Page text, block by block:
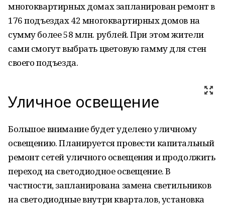
многоквартирных домах запланирован ремонт в
176 подъездах 42 многоквартирных домов на
сумму более 58 млн. рублей. При этом жители
сами смогут выбрать цветовую гамму для стен
своего подъезда.
Уличное освещение
Большое внимание будет уделено уличному
освещению. Планируется провести капитальный
ремонт сетей уличного освещения и продолжить
переход на светодиодное освещение. В
частности, запланирована замена светильников
на светодиодные внутри кварталов, установка